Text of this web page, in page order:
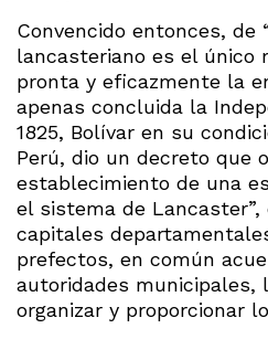
Convencido entonces, de
lancasteriano es el único
pronta y eficazmente la
apenas concluida la
1825, Bolívar en su
Perú, dio un decreto que
establecimiento de una
el sistema de
capitales
prefectos, en común
autoridades municipales,
organizar y proporcionar